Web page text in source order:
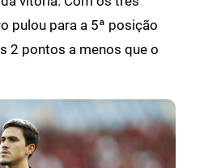
pulou para a 5ª posição
2 pontos a menos que o